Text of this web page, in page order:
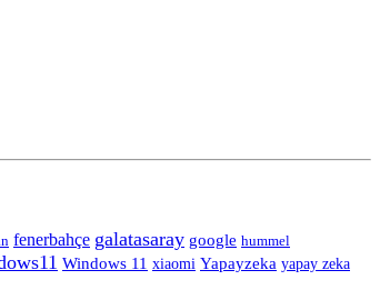
fenerbahçe galatasaray google hummel
Windows 11 xiaomi Yapayzeka yapay zeka